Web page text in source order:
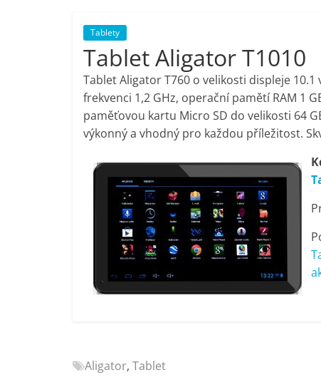
porovnání,
pračky,
televize,
notebooky,
mobilní
telefony,
kávovary,
bazény
porovnání
Tablety
Tablet Aligator T1010
Tablet Aligator T760 o velikosti displeje
frekvenci 1,2 GHz, operační pamětí RAM 1
paměťovou kartu Micro SD do velikosti 64
výkonný a vhodný pro každou příležitost.
Aligator, Tablet